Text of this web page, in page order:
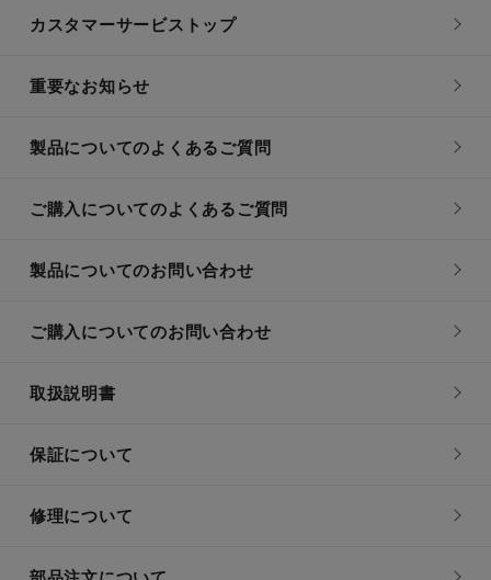
カスタマーサービストップ
重要なお知らせ
製品についてのよくあるご質問
ご購入についてのよくあるご質問
製品についてのお問い合わせ
ご購入についてのお問い合わせ
取扱説明書
保証について
修理について